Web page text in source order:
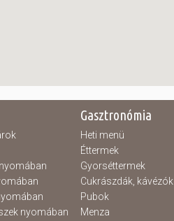
nyomában
Gasztronómia
Heti menü
Éttermek
Gyorséttermek
Cukrászdák, kávézók
Pubok
Menza